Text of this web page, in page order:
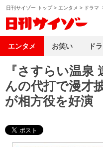
日刊サイゾー トップ> エンタメ > ドラマ
『さすらい温泉
んの代打で漫才
が相方役を好演
エンタメ お笑い ド